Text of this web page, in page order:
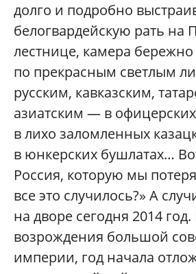
долго и подробно
белогвардейскую рать на
лестнице, камера бережно
по прекрасным светлым
русским, кавказским,
азиатским — в
в лихо заломленных
в юнкерских бушлатах…
Россия, которую мы
все это случилось?» А
на дворе сегодня 2014 год.
возрождения большой
империи, год начала